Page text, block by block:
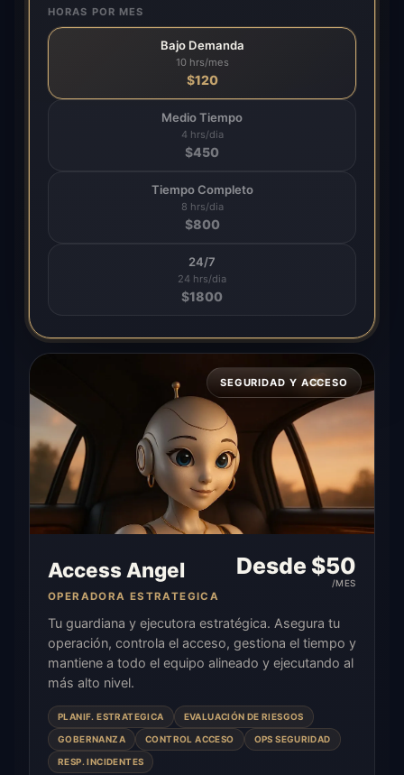
HORAS POR MES
Bajo Demanda
10 hrs/mes
$120
Medio Tiempo
4 hrs/dia
$450
Tiempo Completo
8 hrs/dia
$800
24/7
24 hrs/dia
$1800
SEGURIDAD Y ACCESO
Access Angel
OPERADORA ESTRATEGICA
Desde $50
/MES
Tu guardiana y ejecutora estratégica. Asegura tu
operación, controla el acceso, gestiona el tiempo y
mantiene a todo el equipo alineado y ejecutando al
más alto nivel.
PLANIF. ESTRATEGICA EVALUACIÓN DE RIESGOS
GOBERNANZA CONTROL ACCESO OPS SEGURIDAD
RESP. INCIDENTES